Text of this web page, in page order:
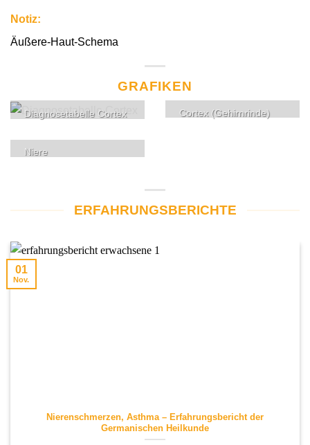
Notiz:
Äußere-Haut-Schema
GRAFIKEN
Diagnosetabelle Cortex Cortex (Gehirnrinde)
Niere
ERFAHRUNGSBERICHTE
Nierenschmerzen, Asthma – Erfahrungsbericht der
Germanischen Heilkunde
01
Nov.